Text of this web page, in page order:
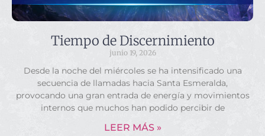
Tiempo de Discernimiento
junio 19, 2026
Desde la noche del miércoles se ha intensificado una
secuencia de llamadas hacia Santa Esmeralda,
provocando una gran entrada de energía y movimientos
internos que muchos han podido percibir de
LEER MÁS »